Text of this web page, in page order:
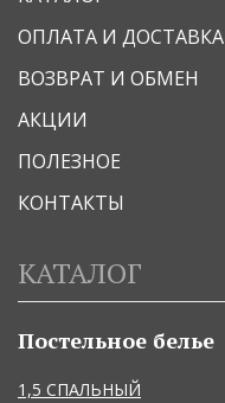
ОПЛАТА И ДОСТАВКА
ВОЗВРАТ И ОБМЕН
АКЦИИ
ПОЛЕЗНОЕ
КОНТАКТЫ
КАТАЛОГ
Постельное белье
1,5 СПАЛЬНЫЙ